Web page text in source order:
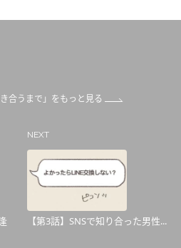
合うまで」をもっと見る
NEXT
【第3話】SNSで知り合った男性...